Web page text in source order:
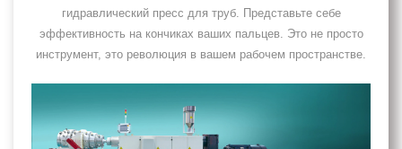
гидравлический пресс для труб. Представьте себе
эффективность на кончиках ваших пальцев. Это не просто
инструмент, это революция в вашем рабочем пространстве.